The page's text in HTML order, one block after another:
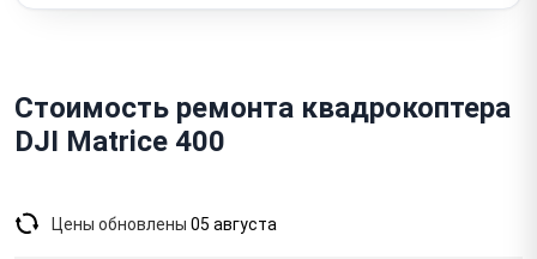
Стоимость ремонта квадрокоптера
DJI Matrice 400
Цены обновлены 05 августа